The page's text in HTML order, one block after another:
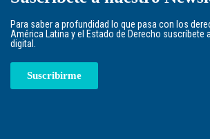
Para saber a profundidad lo que pasa con los
América Latina y el Estado de Derecho suscríbete
digital.
Suscribirme